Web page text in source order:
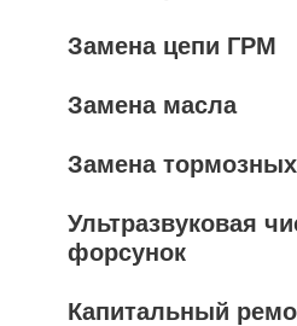
Замена цепи ГРМ
Замена масла
Замена
Ультразвуковая
форсунок
Капитальный